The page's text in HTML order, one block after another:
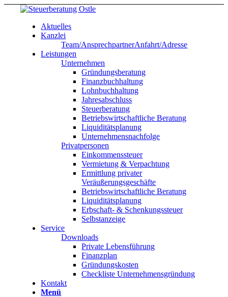
Aktuelles
Kanzlei
Team/AnsprechpartnerAnfahrt/Adresse
Leistungen
Unternehmen
Gründungsberatung
Finanzbuchhaltung
Lohnbuchhaltung
Jahresabschluss
Steuerberatung
Betriebswirtschaftliche Beratung
Liquiditätsplanung
Unternehmensnachfolge
Privatpersonen
Einkommenssteuer
Vermietung & Verpachtung
Ermittlung privater
Veräußerungsgeschäfte
Betriebswirtschaftliche Beratung
Liquiditätsplanung
Erbschaft- & Schenkungssteuer
Selbstanzeige
Service
Downloads
Private Lebensführung
Finanzplan
Gründungskosten
Checkliste Unternehmensgründung
Kontakt
Menü